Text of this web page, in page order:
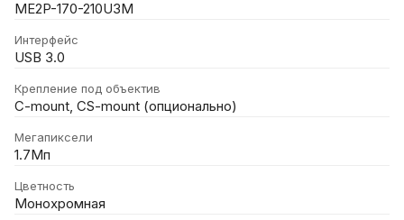
ME2P-170-210U3M
Интерфейс
USB 3.0
Крепление под объектив
C-mount, CS-mount (опционально)
Мегапиксели
1.7Мп
Цветность
Монохромная